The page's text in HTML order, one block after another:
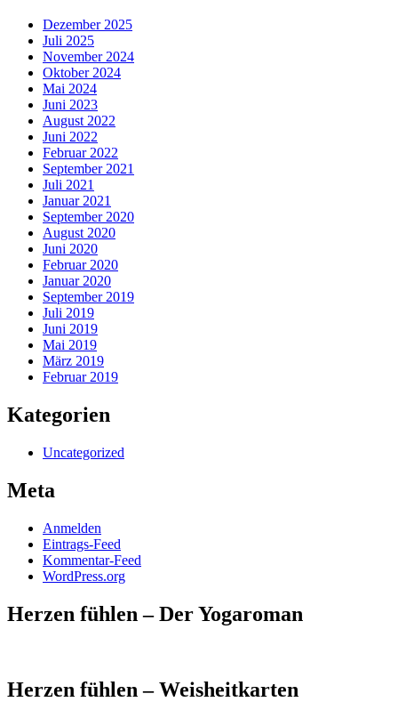
Dezember 2025
Juli 2025
November 2024
Oktober 2024
Mai 2024
Juni 2023
August 2022
Juni 2022
Februar 2022
September 2021
Juli 2021
Januar 2021
September 2020
August 2020
Juni 2020
Februar 2020
Januar 2020
September 2019
Juli 2019
Juni 2019
Mai 2019
März 2019
Februar 2019
Kategorien
Uncategorized
Meta
Anmelden
Eintrags-Feed
Kommentar-Feed
WordPress.org
Herzen fühlen – Der Yogaroman
Herzen fühlen – Weisheitkarten